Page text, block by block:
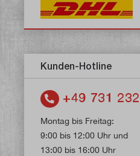
Kunden-Hotline
+49 731
Montag bis Freitag:
9:00 bis 12:00 Uhr und
13:00 bis 16:00 Uhr